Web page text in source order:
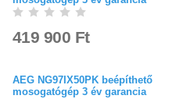
419 900 Ft
AEG NG97IX50PK beépíthető
mosogatógép 3 év garancia